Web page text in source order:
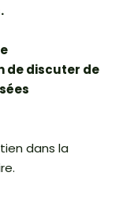
de discuter de
dans la